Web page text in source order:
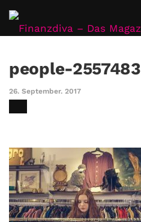
people-2557483
26. September. 2017